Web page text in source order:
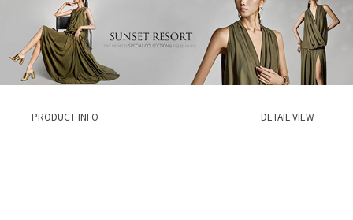
PRODUCT INFO DETAIL VIEW